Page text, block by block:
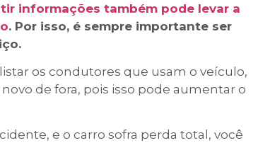
informações também pode levar a
. Por isso, é sempre importante ser
os condutores que usam o veículo,
de fora, pois isso pode aumentar o
e o carro sofra perda total, você